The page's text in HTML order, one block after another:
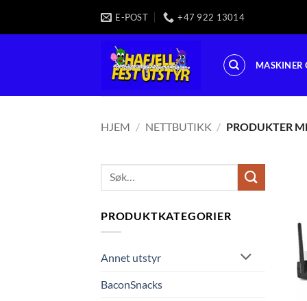
E-POST +47 922 13014
MASKINER
HJEM / NETTBUTIKK / PRODUKTER
Søk
PRODUKTKATEGORIER
Annet utstyr
BaconSnacks